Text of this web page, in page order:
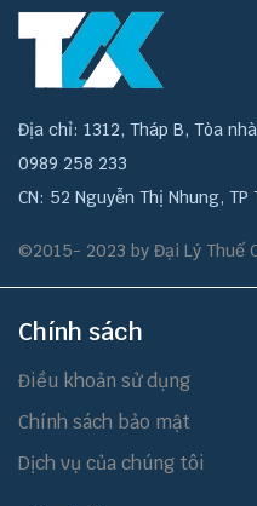
Địa chỉ: 1312, Tháp B, Tòa
0989 258 233
CN: 52 Nguyễn Thị Nhung,
©2015- 2023 by Đại Lý Thuế
Chính sách
Điều khoản sử dụng
Chính sách bảo mật
Dịch vụ của chúng tôi